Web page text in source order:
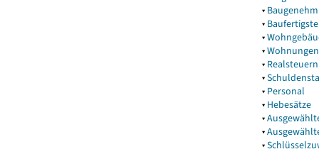
▾
▾
▾
▾Wohnungen
▾ Realsteuern
▾
▾ Personal
▾ Hebesätze
▾
▾
▾